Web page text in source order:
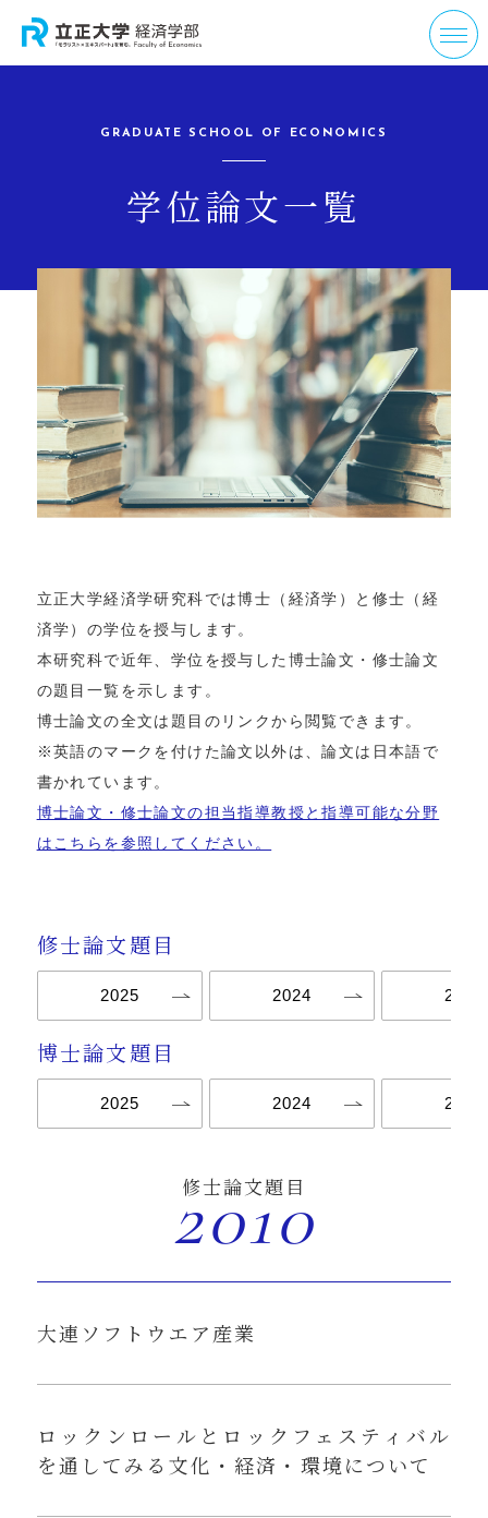
GRADUATE SCHOOL OF ECONOMICS
学位論文一覧
立正大学経済学研究科では博士（経済学）と修士（経
済学）の学位を授与します。
本研究科で近年、学位を授与した博士論文・修士論文
の題目一覧を示します。
博士論文の全文は題目のリンクから閲覧できます。
※英語のマークを付けた論文以外は、論文は日本語で
書かれています。
博士論文・修士論文の担当指導教授と指導可能な分野
はこちらを参照してください。
修士論文題目
2025 2024 2023
博士論文題目
2025 2024 2021
修士論文題目
2010
大連ソフトウエア産業
ロックンロールとロックフェスティバル
を通してみる文化・経済・環境について